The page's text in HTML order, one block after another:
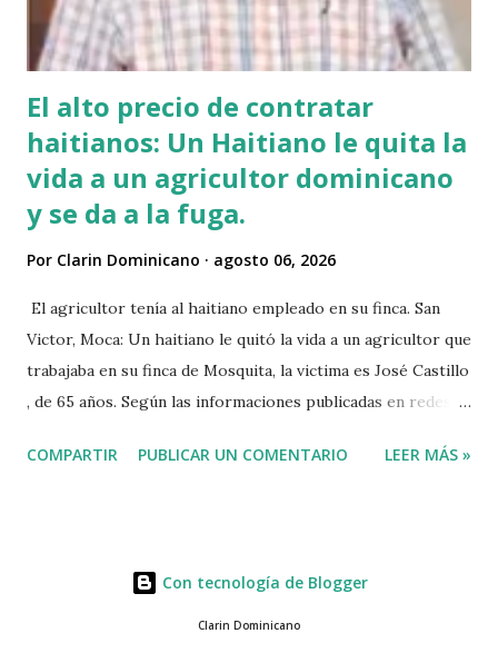
El alto precio de contratar
haitianos: Un Haitiano le quita la
vida a un agricultor dominicano
y se da a la fuga.
Por Clarin Dominicano agosto 06, 2026
El agricultor tenía al haitiano empleado en su finca. San
Victor, Moca: Un haitiano le quitó la vida a un agricultor que
trabajaba en su finca de Mosquita, la victima es José Castillo
, de 65 años. Según las informaciones publicadas en redes
que el haitiano de inmediato se puso al acecho del
dinero, por lo que este a su vez se mantuvo esperando el
momento oportuno para cometer el hecho y asaltarlo,
COMPARTIR PUBLICAR UN COMENTARIO LEER MÁS »
Con tecnología de Blogger
Clarin Dominicano